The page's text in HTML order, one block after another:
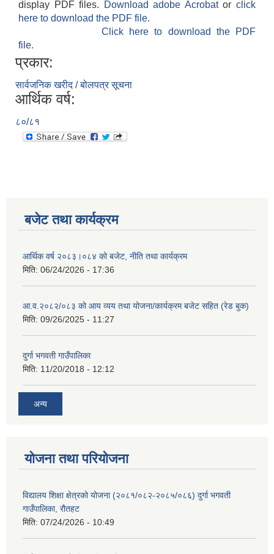
display PDF files.
Download adobe Acrobatorclick
here to download the PDF file.
Click here to download the PDF
file.
प्रकार:
सार्वजनिक खरीद / बोलपत्र सूचना
आर्थिक वर्ष:
८०/८१
बजेट तथा कार्यक्रम
आर्थिक वर्ष २०८३।०८४ को बजेट, नीति तथा कार्यक्रम
मिति: 06/24/2026 - 17:36
आ.व.२०८२/०८३ को आय व्यय तथा योजना/कार्यक्रम बजेट सहित (रेड बुक)
मिति: 09/26/2025 - 11:27
दुर्गा भगवती गाउँपालिका
मिति: 11/20/2018 - 12:12
अन्य
योजना तथा परियोजना
विद्यालय शिक्षा क्षेत्रको योजना (२०८१/०८२-२०८५/०८६) दुर्गा भगवती
गाउँपालिका, रौतहट
मिति: 07/24/2026 - 10:49